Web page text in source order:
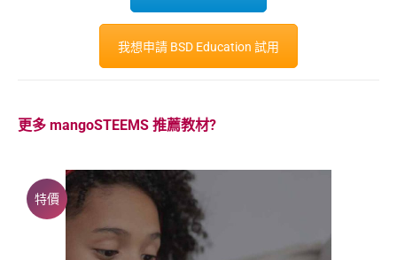
我想申請 BSD Education 試用
更多 mangoSTEEMS 推薦教材?
特價